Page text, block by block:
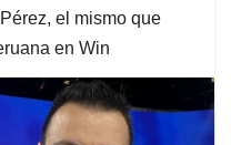
el mismo que
en Win